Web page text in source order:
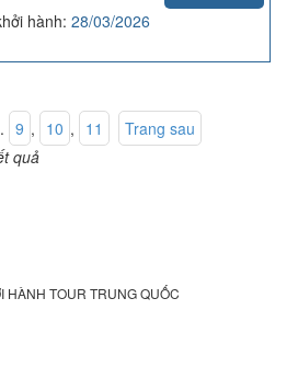
hành: 28/03/2026
9 , 10 , 11
Trang sau
quả
HÀNH TOUR TRUNG QUỐC